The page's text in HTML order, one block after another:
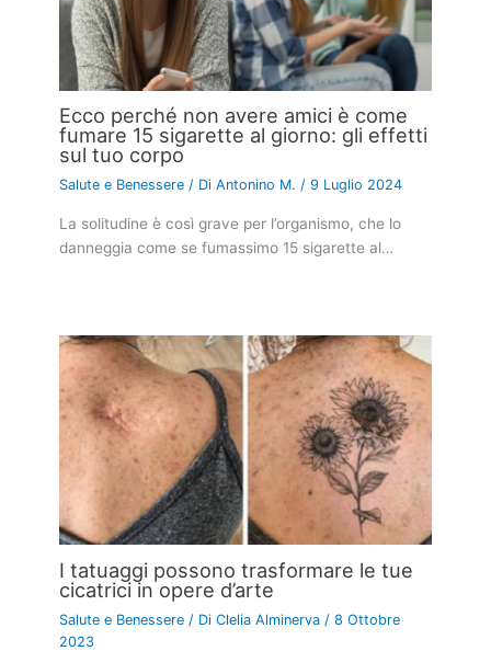
Ecco perché non avere amici è come
fumare 15 sigarette al giorno: gli effetti
sul tuo corpo
Salute e Benessere / DiAntonino M./9 Luglio 2024
La solitudine è così grave per l’organismo, che lo
danneggia come se fumassimo 15 sigarette al…
I tatuaggi possono trasformare le tue
cicatrici in opere d’arte
Salute e Benessere / DiClelia Alminerva /8 Ottobre
2023